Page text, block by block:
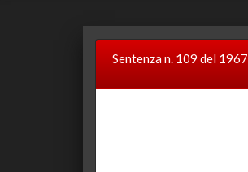
Sentenza n. 109 del 1967